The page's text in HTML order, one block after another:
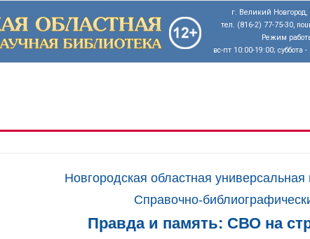
г. Великий Новгород,
тел. (816-2) 77-75-30,
Режим
вс-пт 10:00-19:00; суббота
Новгородская областная универсальная
Справочно-
Правда и память: СВО на